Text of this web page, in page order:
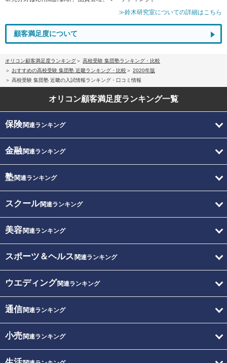
≫鈴木研究室についての詳細はこちら
顧客満足度について
オリコン顧客満足度ランキング
高校受験 集団塾ランキング・比較
おすすめの高校受験 集団塾 近畿ランキング・比較
2020年版
高校受験 集団塾 近畿の入試情報ランキング・口コミ情報
オリコン顧客満足度ランキング一覧
保険関連ランキング
金融関連ランキング
塾関連ランキング
スクール関連ランキング
美容関連ランキング
スポーツ＆ヘルス 関連ランキング
ウエディング関連ランキング
通信関連ランキング
小売関連ランキング